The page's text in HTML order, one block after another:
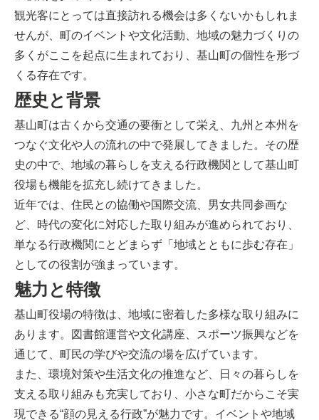
観光客にとっては直接訪れる機会は多くないかもしれま
せんが、町のイベントや文化活動、地域の魅力づくりの
多くがここを起点に生まれており、基山町の個性を形づ
くる存在です。
歴史と背景
基山町は古くから交通の要衝として栄え、九州と本州を
つなぐ文化や人の流れの中で発展してきました。その歴
史の中で、地域の暮らしを支える行政機関として基山町
役場も機能を拡充し続けてきました。
近年では、住民との協働や国際交流、男女共同参画な
ど、時代の変化に対応した取り組みが進められており、
単なる行政機関にとどまらず「地域とともに歩む存在」
としての役割が強まっています。
魅力と特徴
基山町役場の特徴は、地域に密着した多様な取り組みに
あります。図書館運営や文化講座、スポーツ振興などを
通じて、町民の学びや交流の場を広げています。
また、環境対策や生活文化の推進など、日々の暮らしを
支える取り組みも充実しており、小さな町だからこそ実
現できる“顔の見える行政”が魅力です。イベントや地域